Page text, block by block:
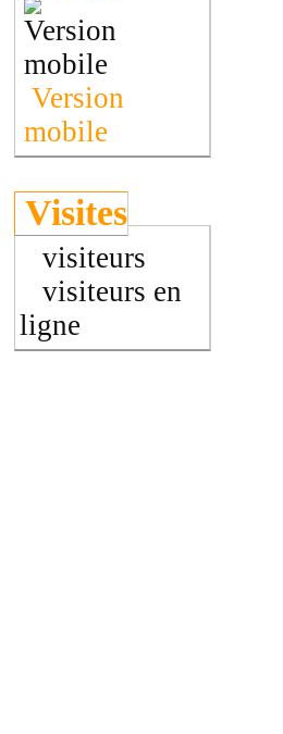
Version
mobile
Visites
visiteurs
visiteurs en
ligne